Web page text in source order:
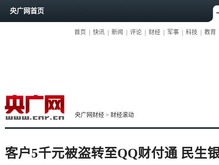
央广网首页
首页 快讯 新闻 评论 财经 军事 科技 教育
央广网财经 > 财经滚动
客户5千元被盗转至QQ财付通 民生